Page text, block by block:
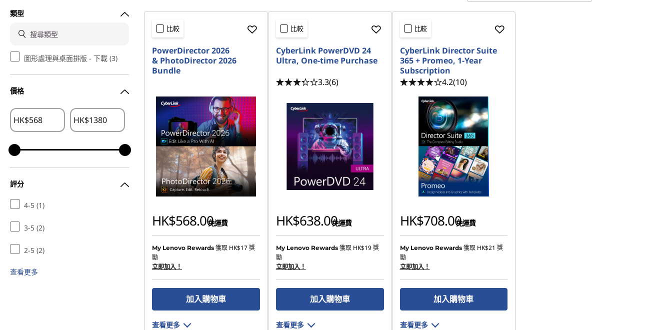
h
n
D
類型
圖形處理與桌面排版 - 下載 (3)
價格
HK$ HK$
評分
4-5 (1)
3-5 (2)
2-5 (2)
查看更多
比較
PowerDirector 2026
& PhotoDirector 2026
Bundle
HK$568.00免運費
My Lenovo Rewards 獲取 HK$17獎
勵
立即加入！
加入購物車
查看更多
比較
CyberLink PowerDVD 24
Ultra, One-time Purchase
3.3(6)
HK$638.00免運費
My Lenovo Rewards 獲取 HK$19獎
勵
立即加入！
加入購物車
查看更多
比較
CyberLink Director Suite
365 + Promeo, 1-Year
Subscription
4.2(10)
HK$708.00免運費
My Lenovo Rewards 獲取 HK$21 獎
勵
立即加入！
加入購物車
查看更多